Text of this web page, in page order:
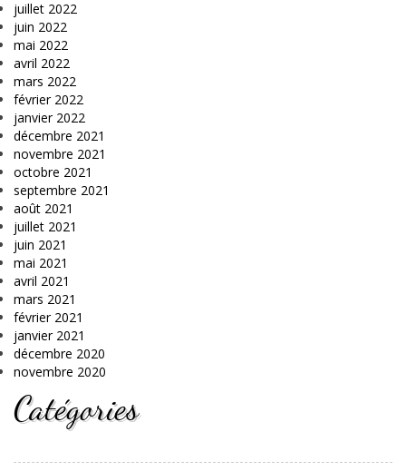
juillet 2022
juin 2022
mai 2022
avril 2022
mars 2022
février 2022
janvier 2022
décembre 2021
novembre 2021
octobre 2021
septembre 2021
août 2021
juillet 2021
juin 2021
mai 2021
avril 2021
mars 2021
février 2021
janvier 2021
décembre 2020
novembre 2020
Catégories